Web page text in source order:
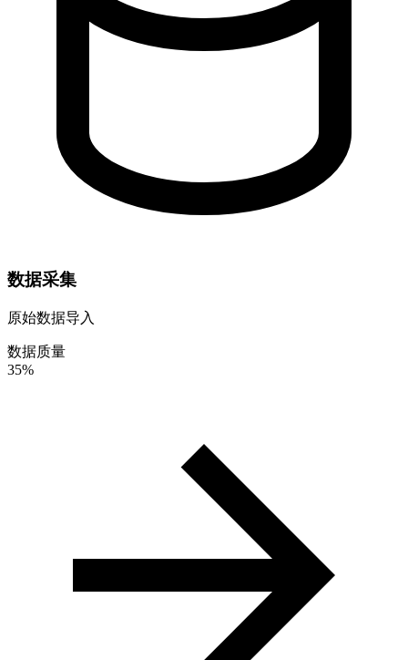
数据采集
原始数据导入
数据质量
35%